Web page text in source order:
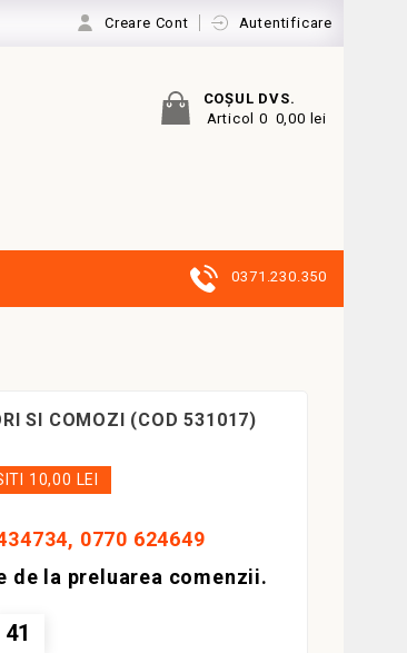
Creare Cont Autentificare
COŞUL DVS.
Articol 0 0,00 lei
0371.230.350
SI COMOZI (COD 531017)
10,00 LEI
0770 624649
de la preluarea comenzii.
41